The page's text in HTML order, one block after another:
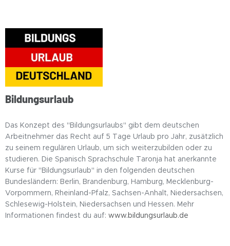
Bildungsurlaub
Das Konzept des "Bildungsurlaubs" gibt dem deutschen
Arbeitnehmer das Recht auf 5 Tage Urlaub pro Jahr, zusätzlich
zu seinem regulären Urlaub, um sich weiterzubilden oder zu
studieren. Die Spanisch Sprachschule Taronja hat anerkannte
Kurse für "Bildungsurlaub" in den folgenden deutschen
Bundesländern: Berlin, Brandenburg, Hamburg, Mecklenburg-
Vorpommern, Rheinland-Pfalz, Sachsen-Anhalt, Niedersachsen,
Schlesewig-Holstein, Niedersachsen und Hessen. Mehr
Informationen findest du auf: www.bildungsurlaub.de